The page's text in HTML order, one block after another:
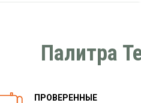
Палитра
ПРОВЕРЕННЫЕ